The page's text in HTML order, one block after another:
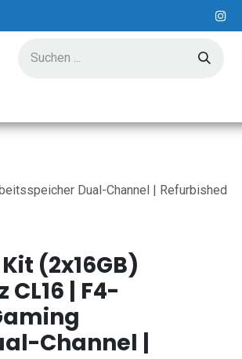
Dual-Channel | Refurbished
(2x16GB)
CL16 | F4-
Channel |